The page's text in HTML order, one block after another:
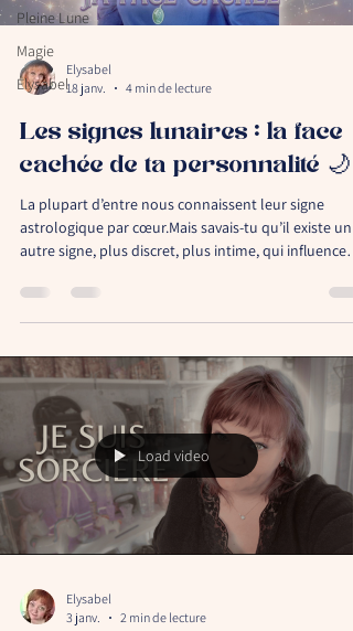
Pleine Lune
Magie
Elysabel
Elysabel
18 janv.
4 min de lecture
Les signes lunaires : la face
cachée de ta personnalité 🌙
La plupart d’entre nous connaissent leur signe
astrologique par cœur.Mais savais-tu qu’il existe un
autre signe, plus discret, plus intime, qui influence
signe, c’est le signe lunaire. Il représente ton moi
intérieur, tes émotions, tes réactions instinctives et
Load video
Elysabel
3 janv.
2 min de lecture